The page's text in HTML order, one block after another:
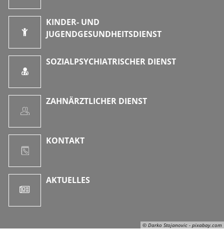
© Darko Stojanovic - pixabay.com
KINDER- UND
JUGENDGESUNDHEITSDIENST
SOZIALPSYCHIATRISCHER DIENST
ZAHNÄRZTLICHER DIENST
KONTAKT
AKTUELLES